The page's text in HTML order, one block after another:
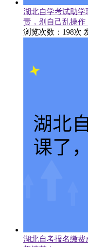
湖北自学考试助学
责，别自己乱操作
浏览次数：198次
湖北自考报名缴